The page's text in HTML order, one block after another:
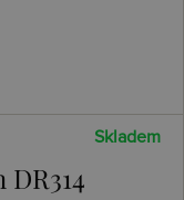
Skladem